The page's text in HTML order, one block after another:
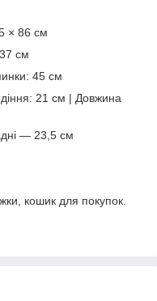
× 86 см
см
45 см
21 см | Довжина
— 23,5 см
кошик для покупок.